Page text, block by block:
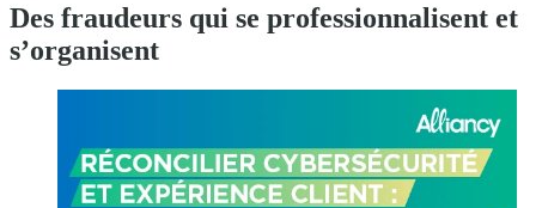
Des fraudeurs qui se professionnalisent et
s’organisent